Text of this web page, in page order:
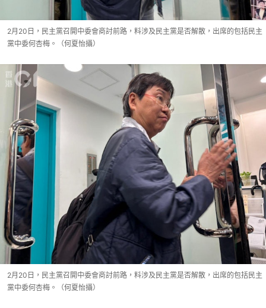
2月20日，民主黨召開中委會商討前路，料涉及民主黨是否解散，出席的包括民主
黨中委何杏梅。（何夏怡攝）
2月20日，民主黨召開中委會商討前路，料涉及民主黨是否解散，出席的包括民主
黨中委何杏梅。（何夏怡攝）